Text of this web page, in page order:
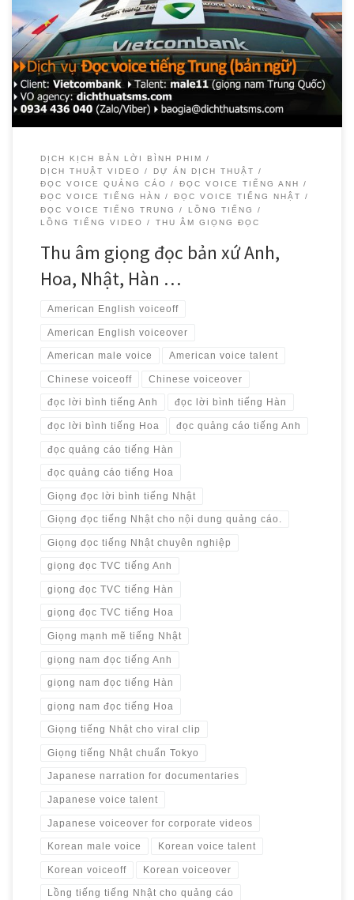
Dịch Thuật SMS tự hào là đối tác đáng tin cậy của Vietcombank
trong việc cung cấp các dịch vụ thu âm giọng đọc voice chuyên
nghiệp bằng tiếng Hàn, tiếng Trung, tiếng Anh và tiếng Nhật.
DỊCH KỊCH BẢN LỜI BÌNH PHIM
DỊCH THUẬT VIDEO
DỰ ÁN DỊCH THUẬT
ĐỌC VOICE QUẢNG CÁO
ĐỌC VOICE TIẾNG ANH
ĐỌC VOICE TIẾNG HÀN
ĐỌC VOICE TIẾNG NHẬT
ĐỌC VOICE TIẾNG TRUNG
LỒNG TIẾNG
LỒNG TIẾNG VIDEO
THU ÂM GIỌNG ĐỌC
Thu âm giọng đọc bản xứ Anh,
Hoa, Nhật, Hàn …
American English voiceoff
American English voiceover
American male voice American voice talent
Chinese voiceoff Chinese voiceover
đọc lời bình tiếng Anh đọc lời bình tiếng Hàn
đọc lời bình tiếng Hoa đọc quảng cáo tiếng Anh
đọc quảng cáo tiếng Hàn
đọc quảng cáo tiếng Hoa
Giọng đọc lời bình tiếng Nhật
Giọng đọc tiếng Nhật cho nội dung quảng cáo.
Giọng đọc tiếng Nhật chuyên nghiệp
giọng đọc TVC tiếng Anh
giọng đọc TVC tiếng Hàn
giọng đọc TVC tiếng Hoa
Giọng mạnh mẽ tiếng Nhật
giọng nam đọc tiếng Anh
giọng nam đọc tiếng Hàn
giọng nam đọc tiếng Hoa
Giọng tiếng Nhật cho viral clip
Giọng tiếng Nhật chuẩn Tokyo
Japanese narration for documentaries
Japanese voice talent
Japanese voiceover for corporate videos
Korean male voice Korean voice talent
Korean voiceoff Korean voiceover
Lồng tiếng tiếng Nhật cho quảng cáo